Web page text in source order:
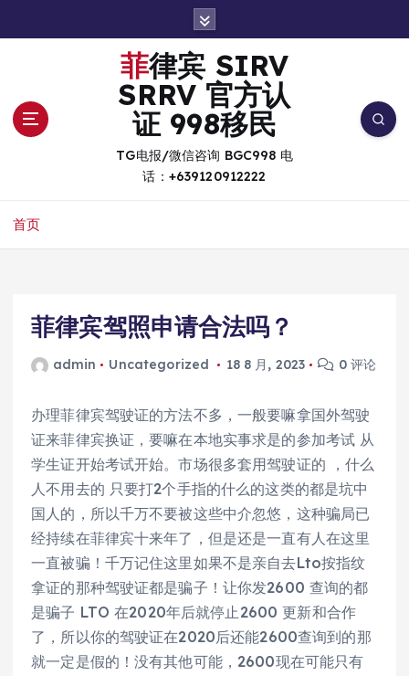
菲律宾 SIRV
SRRV 官方认
证 998移民
TG电报/微信咨询 BGC998 电
话：+639120912222
首页
菲律宾驾照申请合法吗？
admin Uncategorized 18 8 月, 2023 0 评论
办理菲律宾驾驶证的方法不多，一般要嘛拿国外驾驶
证来菲律宾换证，要嘛在本地实事求是的参加考试 从
学生证开始考试开始。市场很多套用驾驶证的 ，什么
人不用去的 只要打2个手指的什么的这类的都是坑中
国人的，所以千万不要被这些中介忽悠，这种骗局已
经持续在菲律宾十来年了，但是还是一直有人在这里
一直被骗！千万记住这里如果不是亲自去Lto按指纹
拿证的那种驾驶证都是骗子！让你发2600 查询的都
是骗子 LTO 在2020年后就停止2600 更新和合作
了，所以你的驾驶证在2020后还能2600查询到的那
就一定是假的！没有其他可能，2600现在可能只有